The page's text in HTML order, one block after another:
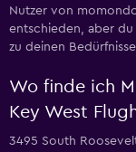
Nutzer von
entschieden, aber du
zu deinen
Wo finde ich
Key West
3495 South